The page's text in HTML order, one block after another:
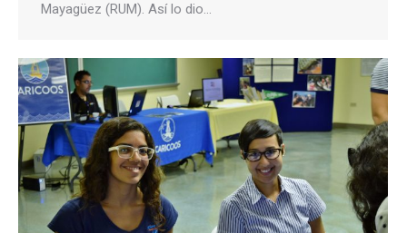
Mayagüez (RUM). Así lo dio…